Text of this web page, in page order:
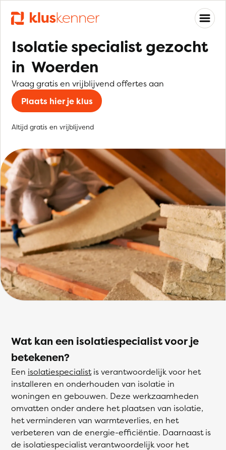
Isolatie specialist gezocht
in Woerden
Vraag gratis en vrijblijvend offertes aan
Plaats hier je klus
Altijd gratis en vrijblijvend
Wat kan een isolatiespecialist voor je
betekenen?
Een isolatiespecialistis verantwoordelijk voor het
installeren en onderhouden van isolatie in
woningen en gebouwen. Deze werkzaamheden
omvatten onder andere het plaatsen van isolatie,
het verminderen van warmteverlies, en het
verbeteren van de energie-efficiëntie. Daarnaast is
de isolatiespecialist verantwoordelijk voor het